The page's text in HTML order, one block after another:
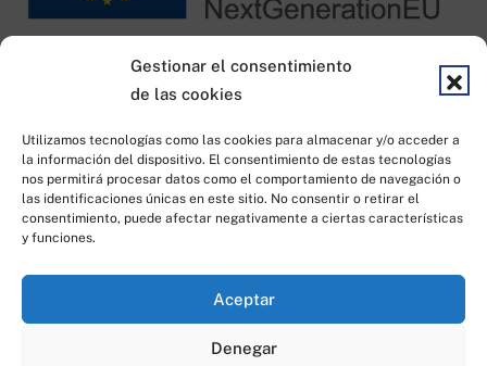
Gestionar el consentimiento
de las cookies
Utilizamos tecnologías como las cookies para almacenar y/o acceder a
la información del dispositivo. El consentimiento de estas tecnologías
nos permitirá procesar datos como el comportamiento de navegación o
las identificaciones únicas en este sitio. No consentir o retirar el
consentimiento, puede afectar negativamente a ciertas características
y funciones.
Aceptar
Denegar
Todos los derechos reservados © 2023
Consulting